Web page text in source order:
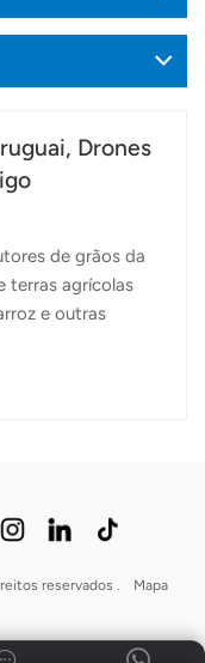
Drones
de grãos da
terras agrícolas
e outras
eficiente e
de mão de
operações
da
de campo,
e FP600, cada
a proteção do
reservados .
Mapa